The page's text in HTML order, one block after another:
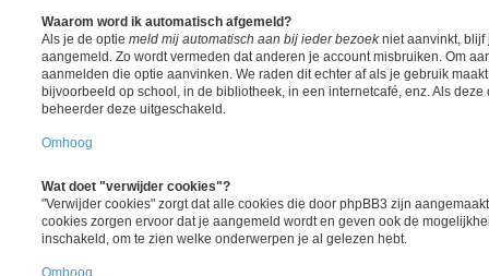
Waarom word ik automatisch afgemeld?
Als je de optie meld mij automatisch aan bij ieder bezoekniet aanvinkt, blijf
aangemeld. Zo wordt vermeden dat anderen je account misbruiken. Om
aanmelden die optie aanvinken. We raden dit echter af als je gebruik
bijvoorbeeld op school, in de bibliotheek, in een internetcafé, enz. Als
beheerder deze uitgeschakeld.
Omhoog
Wat doet "verwijder cookies"?
"Verwijder cookies" zorgt dat alle cookies die door phpBB3 zijn
cookies zorgen ervoor dat je aangemeld wordt en geven ook de
inschakeld, om te zien welke onderwerpen je al gelezen hebt.
Omhoog